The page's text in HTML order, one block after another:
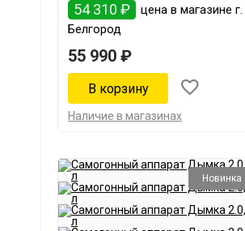
54 310 ₽
цена в магазине г.
Белгород
55 990 ₽
Наличие в магазинах
Новинка